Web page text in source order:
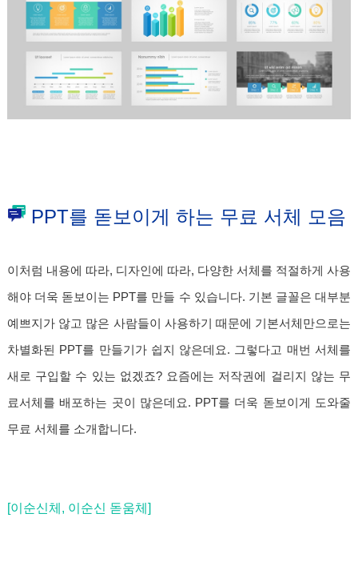
PPT를 돋보이게 하는 무료 서체 모음
이처럼 내용에 따라, 디자인에 따라, 다양한 서체를 적절하게 사용
해야 더욱 돋보이는 PPT를 만들 수 있습니다. 기본 글꼴은 대부분
예쁘지가 않고 많은 사람들이 사용하기 때문에 기본서체만으로는
차별화된 PPT를 만들기가 쉽지 않은데요. 그렇다고 매번 서체를
새로 구입할 수 있는 없겠죠? 요즘에는 저작권에 걸리지 않는 무
료서체를 배포하는 곳이 많은데요. PPT를 더욱 돋보이게 도와줄
무료 서체를 소개합니다.
[이순신체, 이순신 돋움체]